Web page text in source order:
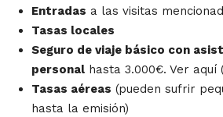
Entradas a las visitas
Tasas locales
Seguro de viaje básico con
personal hasta 3.000€. Ver aquí
Tasas aéreas (pueden sufrir
hasta la emisión)